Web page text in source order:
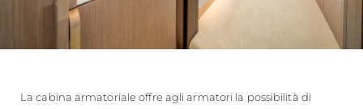
La cabina armatoriale offre agli armatori la possibilità di